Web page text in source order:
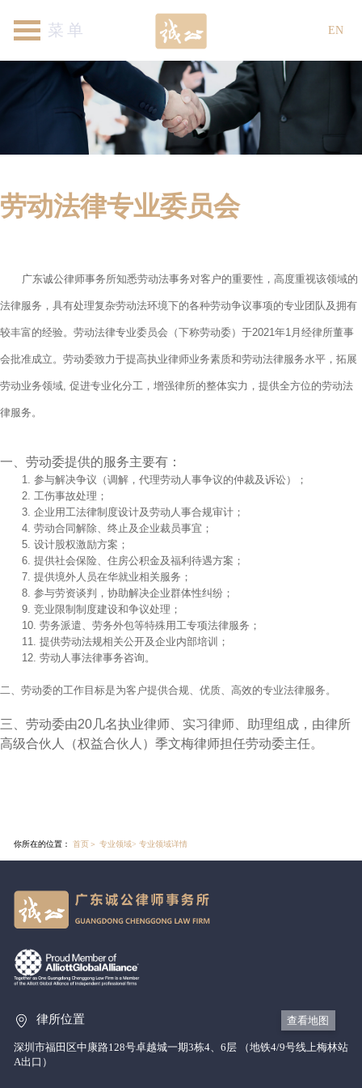
首页
关于我们
律师团队
专业领域
新闻资讯
各地机构
加入我们
联系我们 EN
劳动法律专业委员会
广东诚公律师事务所知悉劳动法事务对客户的重要性，高度重视该领域的
法律服务，具有处理复杂劳动法环境下的各种劳动争议事项的专业团队及拥有
较丰富的经验。 劳动法律专业委员会（下称劳动委）于2021年1月经律所董事
会批准成立。劳动委致力于提高执业律师业务素质和劳动法律服务水平，拓展
劳动业务领域 , 促进专业化分工，增强律所的整体实力，提供全方位的劳动法
律服务。
一、劳动委提供的服务主要有：
1. 参与解决争议（调解，代理劳动人事争议的仲裁及诉讼）；
2. 工伤事故处理；
3. 企业用工法律制度设计及劳动人事合规审计；
4. 劳动合同解除、终止及企业裁员事宜；
5. 设计股权激励方案；
6. 提供社会保险、住房公积金及福利待遇方案；
7. 提供境外人员在华就业相关服务；
8. 参与劳资谈判，协助解决企业群体性纠纷；
9. 竞业限制制度建设和争议处理；
10. 劳务派遣、劳务外包等特殊用工专项法律服务；
11. 提供劳动法规相关公开及企业内部培训；
12. 劳动人事法律事务咨询。
二、劳动委的工作目标是为客户提供合规、优质、高效的专业法律服务。
三、劳动委由20几名执业律师、实习律师、助理组成，由律所
高级合伙人（权益合伙人）季文梅律师担任劳动委主任。
你所在的位置： 首页＞ 专业领域> 专业领域详情
律所位置 查看地图
深圳市福田区中康路128号卓越城一期3栋4、6层 （地铁4/9号线上梅林站
A出口）